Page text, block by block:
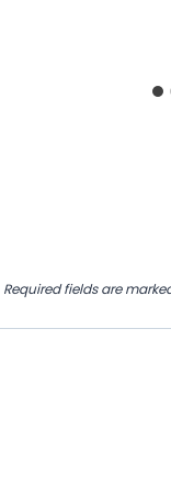
Required fields are